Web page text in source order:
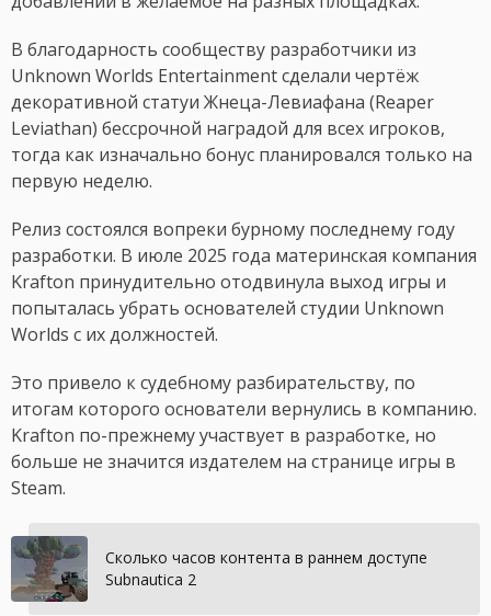
В благодарность сообществу разработчики из
Unknown Worlds Entertainment сделали чертёж
декоративной статуи Жнеца-Левиафана (Reaper
Leviathan) бессрочной наградой для всех игроков,
тогда как изначально бонус планировался только на
первую неделю.
Релиз состоялся вопреки бурному последнему году
разработки. В июле 2025 года материнская компания
Krafton принудительно отодвинула выход игры и
попыталась убрать основателей студии Unknown
Worlds с их должностей.
Это привело к судебному разбирательству, по
итогам которого основатели вернулись в компанию.
Krafton по-прежнему участвует в разработке, но
больше не значится издателем на странице игры в
Steam.
Сколько часов контента в раннем доступе
Subnautica 2